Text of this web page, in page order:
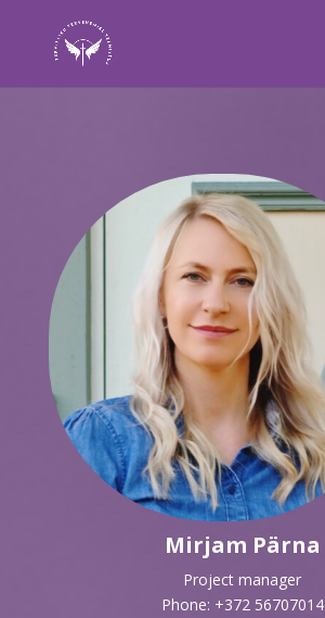
Mirjam Pärna
Project manager
Phone: +372 56707014